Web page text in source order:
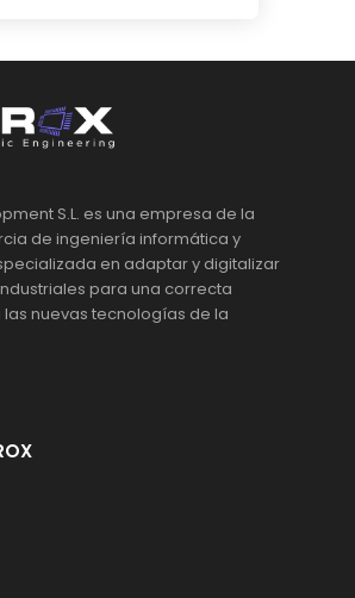
S.L. es una empresa de la
de ingeniería informática y
en adaptar y digitalizar
para una correcta
nuevas tecnologías de la